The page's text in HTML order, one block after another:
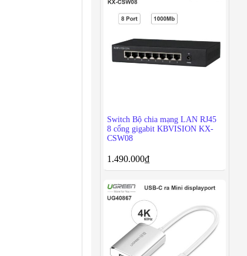
Switch Bộ chia mạng LAN RJ45
8 cổng gigabit KBVISION KX-
CSW08
1.490.000₫